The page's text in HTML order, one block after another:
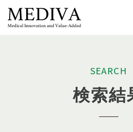
SEARCH
検索結